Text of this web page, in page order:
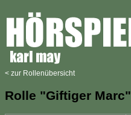
< zur Rollenübersicht
Rolle "Giftiger Marc"